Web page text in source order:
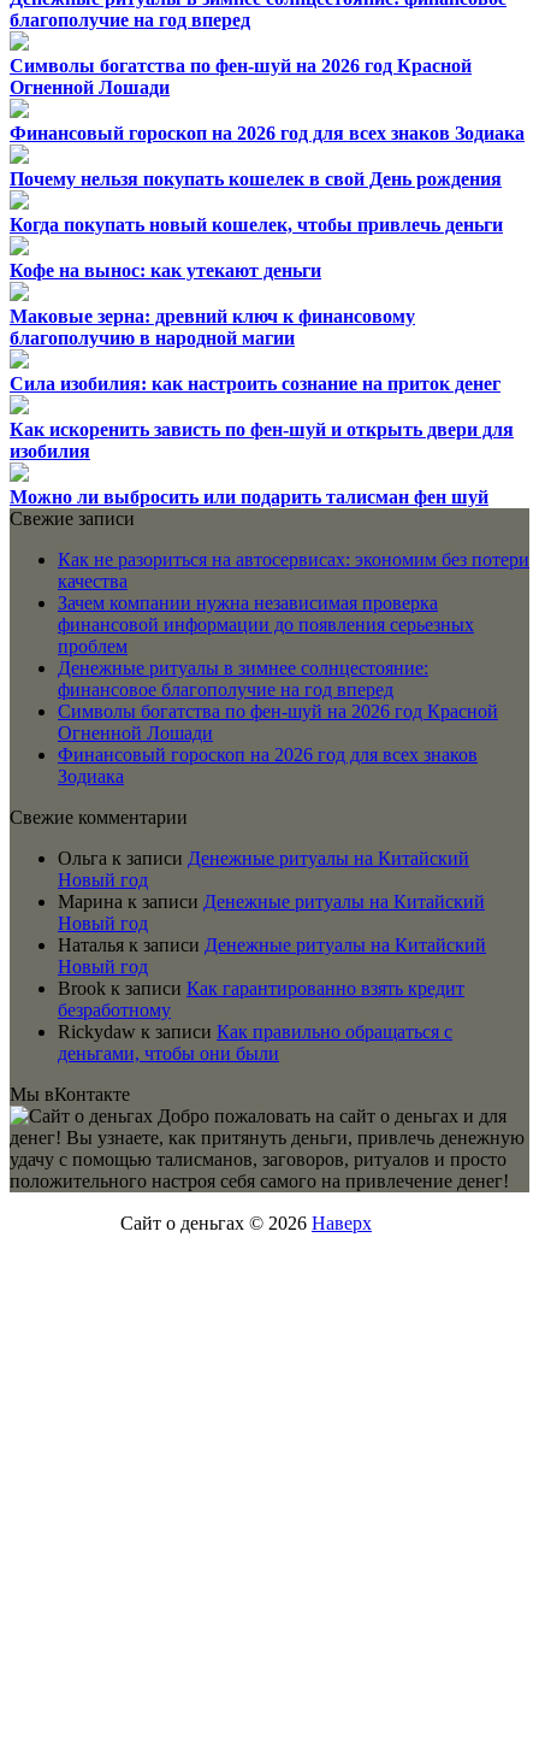
благополучие на год вперед
Символы богатства по фен-шуй на 2026 год Красной
Огненной Лошади
Финансовый гороскоп на 2026 год для всех знаков Зодиака
Почему нельзя покупать кошелек в свой День рождения
Когда покупать новый кошелек, чтобы привлечь деньги
Кофе на вынос: как утекают деньги
Маковые зерна: древний ключ к финансовому
благополучию в народной магии
Сила изобилия: как настроить сознание на приток денег
Как искоренить зависть по фен-шуй и открыть двери для
изобилия
Можно ли выбросить или подарить талисман фен шуй
Свежие записи
Как не разориться на автосервисах: экономим без потери
качества
Зачем компании нужна независимая проверка
финансовой информации до появления серьезных
проблем
Денежные ритуалы в зимнее солнцестояние:
финансовое благополучие на год вперед
Символы богатства по фен-шуй на 2026 год Красной
Огненной Лошади
Финансовый гороскоп на 2026 год для всех знаков
Зодиака
Свежие комментарии
Ольга к записи Денежные ритуалы на Китайский
Новый год
Марина к записи Денежные ритуалы на Китайский
Новый год
Наталья к записи Денежные ритуалы на Китайский
Новый год
Brook к записи Как гарантированно взять кредит
безработному
Rickydaw к записи Как правильно обращаться с
деньгами, чтобы они были
Мы вКонтакте
Добро пожаловать на сайт о деньгах и для
денег! Вы узнаете, как притянуть деньги, привлечь денежную
удачу с помощью талисманов, заговоров, ритуалов и просто
положительного настроя себя самого на привлечение денег!
Сайт о деньгах © 2026 Наверх